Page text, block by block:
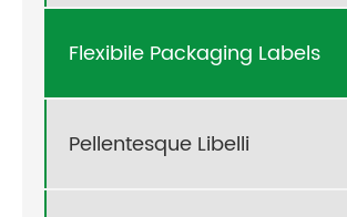
Flexibile Packaging Labels
Pellentesque Libelli